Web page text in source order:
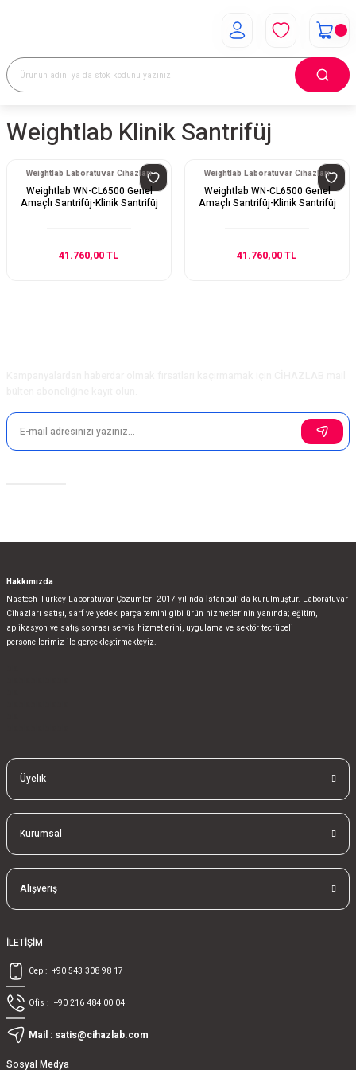
Weightlab Klinik Santrifüj
Weightlab Laboratuvar Cihazları
Weightlab WN-CL6500 Genel
Amaçlı Santrifüj-Klinik Santrifüj
41.760,00 TL
Weightlab Laboratuvar Cihazları
Weightlab WN-CL6500 Genel
Amaçlı Santrifüj-Klinik Santrifüj
41.760,00 TL
Hakkımızda
Nastech Turkey Laboratuvar Çözümleri 2017 yılında İstanbul’ da kurulmuştur. Laboratuvar
Cihazları satışı, sarf ve yedek parça temini gibi ürün hizmetlerinin yanında; eğitim,
aplikasyon ve satış sonrası servis hizmetlerini, uygulama ve sektör tecrübeli
personellerimiz ile gerçekleştirmekteyiz.
Üyelik
Kurumsal
Alışveriş
İLETİŞİM
Cep : +90 543 308 98 17
Ofis : +90 216 484 00 04
Mail : satis@cihazlab.com
Sosyal Medya